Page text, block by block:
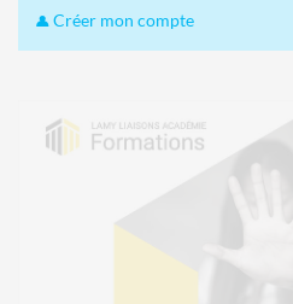
Créer mon compte